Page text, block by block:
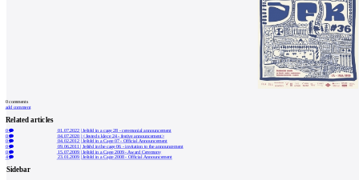
0comments
add comment
Related articles
0 01.07.2022 | Ještěd in a cage 28 - ceremonial announcement
0
04.07.2020 |<Jested s klece 24 - festive announcement>
0
04.02.2012 |Ještěd in a Cage 07 - Official Announcement
0 09.06.2011 | Ještěd in the cage 06 - invitation to the announcement
0 15.07.2009 | Ještěd in a Cage 2009 - Award Ceremony
4
23.01.2009 |Ještěd in a Cage 2008 - Official Announcement
Sidebar